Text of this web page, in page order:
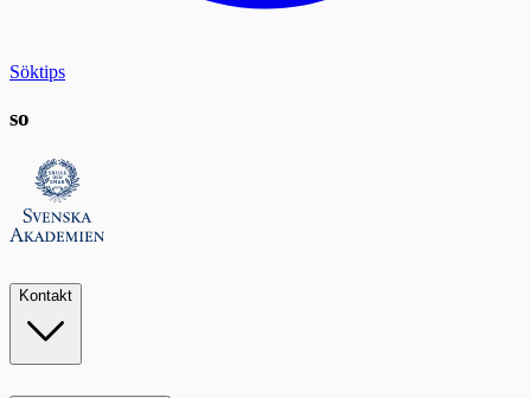
Söktips
so
Kontakt